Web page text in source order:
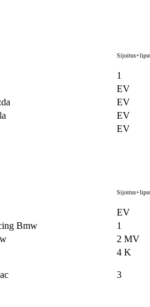
1
EV
EV
EV
EV
EV
Bmw 1
2 MV
4 K
3